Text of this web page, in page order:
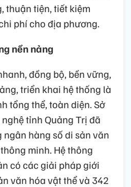
thuận tiện, tiết kiệm
phí cho địa phương.
nền nảng
đồng bộ, bền vững,
triển khai hệ thống là
tổng thể, toàn diện. Sở
tỉnh Quảng Trị đã
hàng số di sản văn
minh. Hệ thông
có các giải pháp giới
văn hóa vật thể và 342